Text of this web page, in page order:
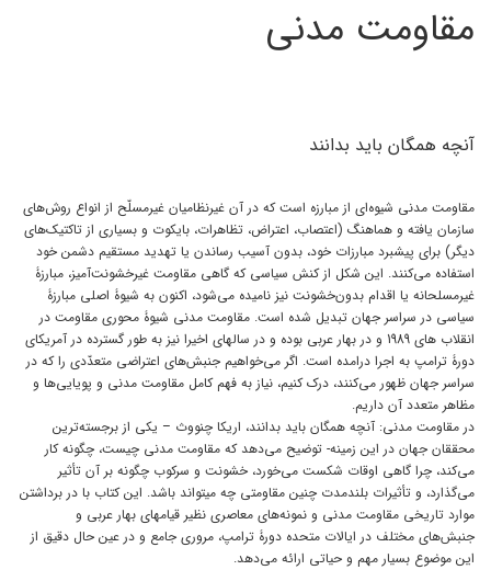
مقاومت مدنی
آنچه همگان باید بدانند
مقاومت مدنی شیوه‌ای از مبارزه است که در آن غیرنظامیان غیرمسلّح از انواع روش‌های
سازمان یافته و هماهنگ (اعتصاب، اعتراض، تظاهرات، بایکوت و بسیاری از تاکتیک‌های
دیگر) برای پیشبرد مبارزات خود، بدون آسیب رساندن یا تهدید مستقیم دشمن خود
استفاده می‌کنند. این شکل از کنش سیاسی که گاهی مقاومت غیرخشونت‌آمیز، مبارزۀ
غیرمسلحانه یا اقدام بدون‌خشونت نیز نامیده می‌شود، اکنون به شیوۀ اصلی مبارزۀ
سیاسی در سراسر جهان تبدیل شده است. مقاومت مدنی شیوۀ محوری مقاومت در
انقلاب های 1989 و در بهار عربی بوده و در سالهای اخیرا نیز به طور گسترده در آمریکای
دورۀ ترامپ به اجرا درامده است. اگر می‌خواهیم جنبش‌های اعتراضی متعدّدی را که در
سراسر جهان ظهور می‌کنند، درک کنیم، نیاز به فهم کامل مقاومت مدنی و پویایی‌ها و
مظاهر متعدد آن داریم.
در مقاومت مدنی: آنچه همگان باید بدانند، اریکا چنووث – یکی از برجسته‌ترین
محققان جهان در این زمینه‌- توضیح می‌دهد که مقاومت مدنی چیست، چگونه کار
می‌کند، چرا گاهی اوقات شکست می‌خورد، خشونت و سرکوب چگونه بر آن تأثیر
می‌گذارد، و تأثیرات بلندمدت چنین مقاومتی چه میتواند باشد. این کتاب با در برداشتن
موارد تاریخی مقاومت مدنی و نمونه‌های معاصری نظیر قیامهای بهار عربی و
جنبش‌های مختلف در ایالات متحده دورۀ ترامپ، مروری جامع و در عین حال دقیق از
این موضوع بسیار مهم و حیاتی ارائه می‌دهد.